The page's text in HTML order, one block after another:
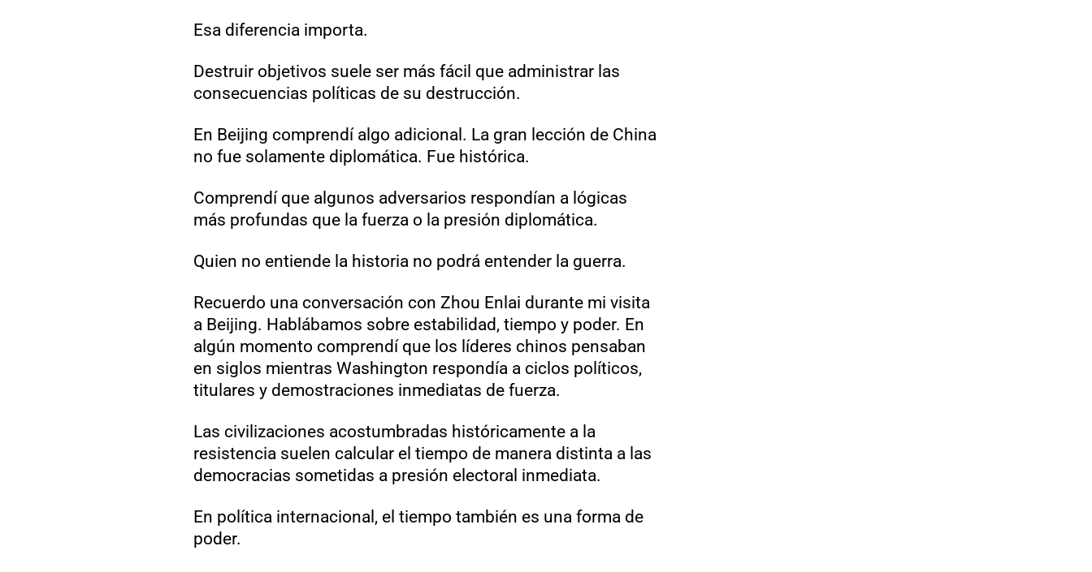
Esa diferencia importa.
Destruir objetivos suele ser más fácil que administrar las
consecuencias políticas de su destrucción.
En Beijing comprendí algo adicional. La gran lección de China
no fue solamente diplomática. Fue histórica.
Comprendí que algunos adversarios respondían a lógicas
más profundas que la fuerza o la presión diplomática.
Quien no entiende la historia no podrá entender la guerra.
Recuerdo una conversación con Zhou Enlai durante mi visita
a Beijing. Hablábamos sobre estabilidad, tiempo y poder. En
algún momento comprendí que los líderes chinos pensaban
en siglos mientras Washington respondía a ciclos políticos,
titulares y demostraciones inmediatas de fuerza.
Las civilizaciones acostumbradas históricamente a la
resistencia suelen calcular el tiempo de manera distinta a las
democracias sometidas a presión electoral inmediata.
En política internacional, el tiempo también es una forma de
poder.